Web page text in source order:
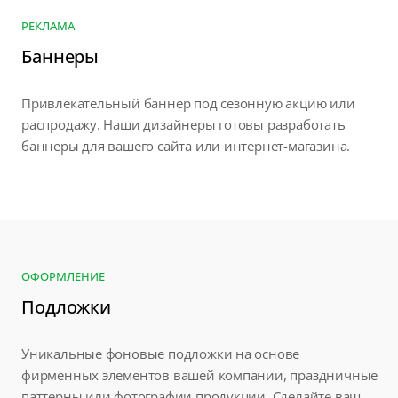
РЕКЛАМА
Баннеры
Привлекательный баннер под сезонную акцию или
распродажу. Наши дизайнеры готовы разработать
баннеры для вашего сайта или интернет-магазина.
ОФОРМЛЕНИЕ
Подложки
Уникальные фоновые подложки на основе
фирменных элементов вашей компании, праздничные